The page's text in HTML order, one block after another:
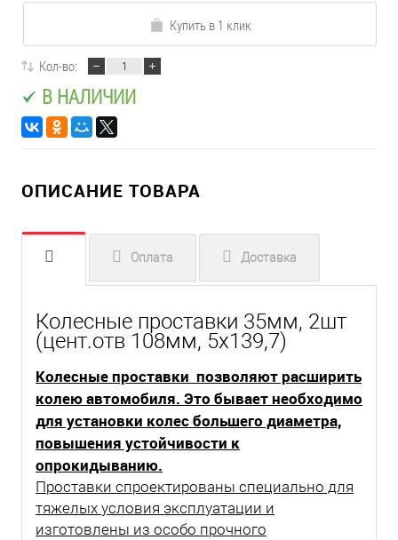
Купить в 1 клик
Кол-во:
В НАЛИЧИИ
ОПИСАНИЕ ТОВАРА
Оплата Доставка
Колесные проставки 35мм, 2шт
(цент.отв 108мм, 5x139,7)
Колесные проставки позволяют расширить
колею автомобиля. Это бывает необходимо
для установки колес большего диаметра,
повышения устойчивости к
опрокидыванию.
Проставки спроектированы специально для
тяжелых условия эксплуатации и
изготовлены из особо прочного